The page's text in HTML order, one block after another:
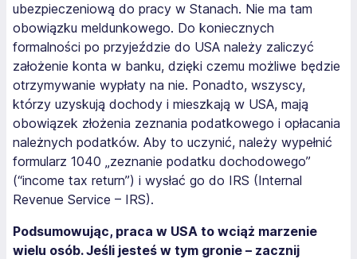
ubezpieczeniową do pracy w Stanach. Nie ma tam
obowiązku meldunkowego. Do koniecznych
formalności po przyjeździe do USA należy zaliczyć
założenie konta w banku, dzięki czemu możliwe będzie
otrzymywanie wypłaty na nie. Ponadto, wszyscy,
którzy uzyskują dochody i mieszkają w USA, mają
obowiązek złożenia zeznania podatkowego i opłacania
należnych podatków. Aby to uczynić, należy wypełnić
formularz 1040 „zeznanie podatku dochodowego”
(“income tax return”) i wysłać go do IRS (Internal
Revenue Service – IRS).
Podsumowując, praca w USA to wciąż marzenie
wielu osób. Jeśli jesteś w tym gronie – zacznij